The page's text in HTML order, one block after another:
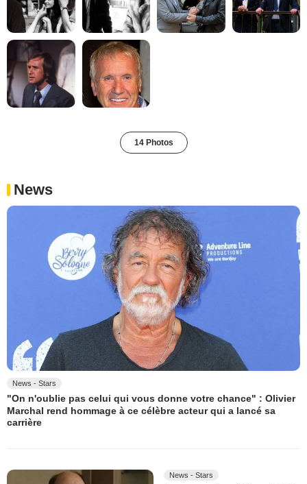
14 Photos
News
News - Stars
"On n'oublie pas celui qui vous donne votre chance" : Olivier
Marchal rend hommage à ce célèbre acteur qui a lancé sa
carrière
News - Stars